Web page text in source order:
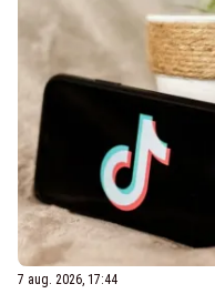
7 aug. 2026, 17:44